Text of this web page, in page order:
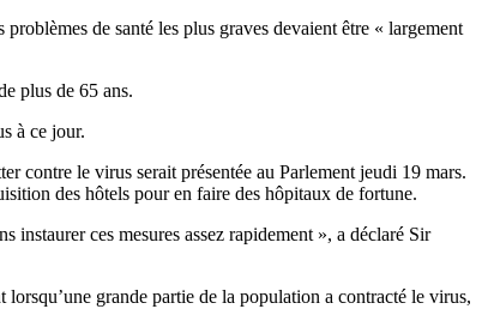
de santé les plus graves devaient être « largement
plus de 65 ans.
à ce jour.
contre le virus serait présentée au Parlement jeudi 19 mars.
des hôtels pour en faire des hôpitaux de fortune.
ces mesures assez rapidement », a déclaré Sir
grande partie de la population a contracté le virus,